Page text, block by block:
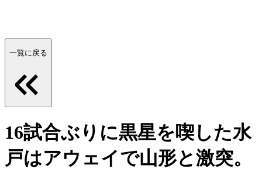
一覧に戻る
16試合ぶりに黒星を喫した水
戸はアウェイで山形と激突。